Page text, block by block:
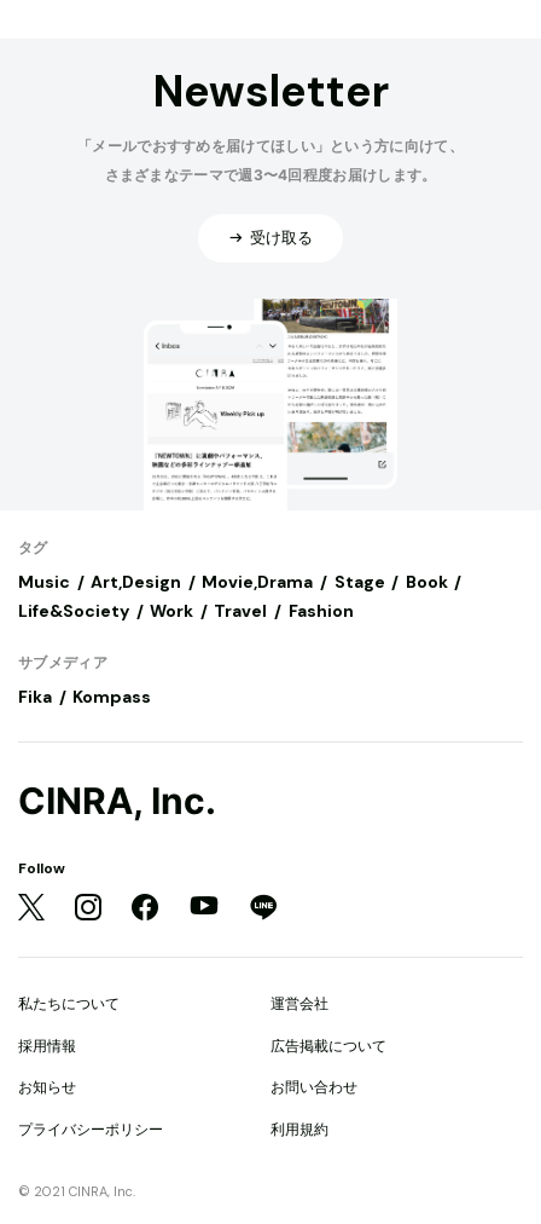
Newsletter
「メールでおすすめを届けてほしい」という方に向けて、
さまざまなテーマで週3〜4回程度お届けします。
受け取る
タグ
Music Art,Design Movie,Drama Stage
Book
Life&Society
Work Travel Fashion
サブメディア
Fika Kompass
CINRA, Inc.
Follow
私たちについて 運営会社
採用情報 広告掲載について
お知らせ お問い合わせ
プライバシーポリシー 利用規約
© 2021 CINRA, Inc.